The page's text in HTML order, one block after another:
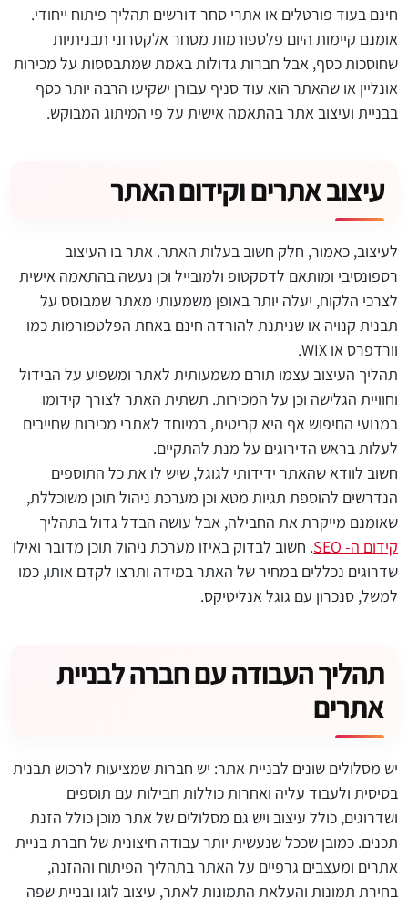
חינם בעוד פורטלים או אתרי סחר דורשים תהליך פיתוח ייחודי.
אומנם קיימות היום פלטפורמות מסחר אלקטרוני תבניתיות
שחוסכות כסף, אבל חברות גדולות באמת שמתבססות על מכירות
אונליין או שהאתר הוא עוד סניף עבורן ישקיעו הרבה יותר כסף
בבניית ועיצוב אתר בהתאמה אישית על פי המיתוג המבוקש.
עיצוב אתרים וקידום האתר
לעיצוב, כאמור, חלק חשוב בעלות האתר. אתר בו העיצוב
רספונסיבי ומותאם לדסקטופ ולמובייל וכן נעשה בהתאמה אישית
לצרכי הלקוח, יעלה יותר באופן משמעותי מאתר שמבוסס על
תבנית קנויה או שניתנת להורדה חינם באחת הפלטפורמות כמו
וורדפרס או WIX
.
תהליך העיצוב עצמו תורם משמעותית לאתר ומשפיע על הבידול
וחוויית הגלישה וכן על המכירות. תשתית האתר לצורך קידומו
במנועי החיפוש אף היא קריטית, במיוחד לאתרי מכירות שחייבים
לעלות בראש הדירוגים על מנת להתקיים.
חשוב לוודא שהאתר ידידותי לגוגל, שיש לו את כל התוספים
הנדרשים להוספת תגיות מטא וכן מערכת ניהול תוכן משוכללת,
שאומנם מייקרת את החבילה, אבל עושה הבדל גדול בתהליך
קידום ה- SEO
. חשוב לבדוק באיזו מערכת ניהול תוכן מדובר ואילו
שדרוגים נכללים במחיר של האתר במידה ותרצו לקדם אותו, כמו
למשל, סנכרון עם גוגל אנליטיקס.
תהליך העבודה עם חברה לבניית
אתרים
יש מסלולים שונים לבניית אתר: יש חברות שמציעות לרכוש תבנית
בסיסית ולעבוד עליה ואחרות כוללות חבילות עם תוספים
ושדרוגים, כולל עיצוב ויש גם מסלולים של אתר מוכן כולל הזנת
תכנים. כמובן שככל שנעשית יותר עבודה חיצונית של חברת בניית
אתרים ומעצבים גרפיים על האתר בתהליך הפיתוח וההזנה,
בחירת תמונות והעלאת התמונות לאתר, עיצוב לוגו ובניית שפה